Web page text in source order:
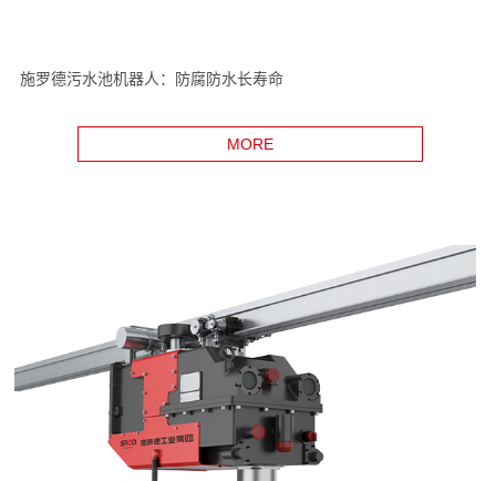
施罗德污水池机器人：防腐防水长寿命
MORE